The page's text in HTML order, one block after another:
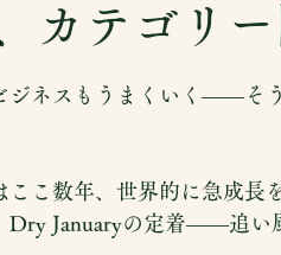
カテゴリ
ジネスもうまくいく——そ
ここ数年、世界的に急成長
Dry Januaryの定着——追い